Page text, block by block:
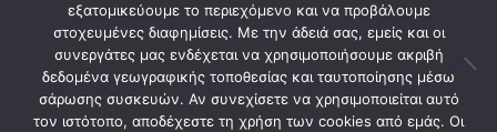
Copyright © 2020 ΓΣ Απόλλων Σμύρνης Powered by Five Media
εξατομικεύουμε το περιεχόμενο και να προβάλουμε
στοχευμένες διαφημίσεις. Με την άδειά σας, εμείς και οι
συνεργάτες μας ενδέχεται να χρησιμοποιήσουμε ακριβή
δεδομένα γεωγραφικής τοποθεσίας και ταυτοποίησης μέσω
σάρωσης συσκευών. Αν συνεχίσετε να χρησιμοποιείται αυτό
τον ιστότοπο, αποδέχεστε τη χρήση των cookies από εμάς. Οι